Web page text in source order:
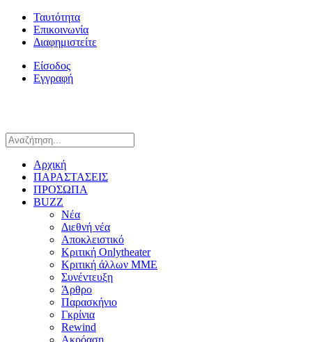
Ταυτότητα
Επικοινωνία
Διαφημιστείτε
Είσοδος
Εγγραφή
Αρχική
ΠΑΡΑΣΤΑΣΕΙΣ
ΠΡΟΣΩΠΑ
BUZZ
Νέα
Διεθνή νέα
Αποκλειστικό
Κριτική Onlytheater
Κριτική άλλων ΜΜΕ
Συνέντευξη
Άρθρο
Παρασκήνιο
Γκρίνια
Rewind
Ακρόαση